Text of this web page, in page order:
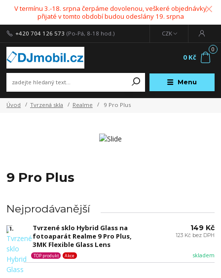
V termínu 3.-18. srpna čerpáme dovolenou, veškeré objednávky
přijaté v tomto období budou odeslány 19. srpna
Menu
CZK
+420 704 126 573 (Po-Pá, 8-18 hod.)
0
0 Kč
Úvod Tvrzená skla Realme 9 Pro Plus
9 Pro Plus
Nejprodávanější
1.
Tvrzené sklo Hybrid Glass na
fotoaparát Realme 9 Pro Plus,
3MK Flexible Glass Lens
skladem
TOP produkt Akce
149 Kč
123 Kč bez DPH